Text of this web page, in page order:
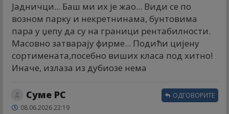
Јадничци... Баш ми их је жао... Види се по
возном парку и некретнинама, бунтовима
пара у џепу да су на граници рентабилности.
Масовно затварају фирме... Подићи цијену
сортимената,посебно виших класа под хитно!
Иначе, излаза из дубиозе нема
Суме РС
08.06.2026 22:19
ОДГОВОРИТЕ